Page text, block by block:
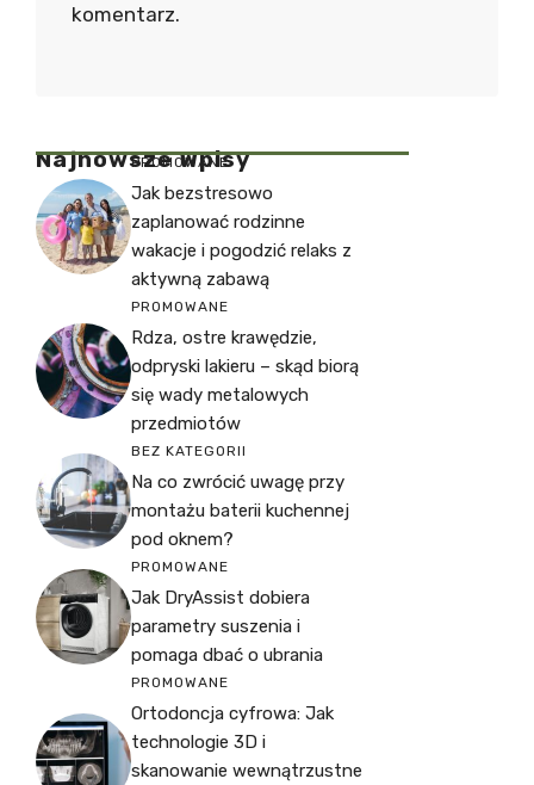
komentarz.
Najnowsze Wpisy
PROMOWANE
Jak bezstresowo
zaplanować rodzinne
wakacje i pogodzić relaks z
aktywną zabawą
PROMOWANE
Rdza, ostre krawędzie,
odpryski lakieru – skąd biorą
się wady metalowych
przedmiotów
BEZ KATEGORII
Na co zwrócić uwagę przy
montażu baterii kuchennej
pod oknem?
PROMOWANE
Jak DryAssist dobiera
parametry suszenia i
pomaga dbać o ubrania
PROMOWANE
Ortodoncja cyfrowa: Jak
technologie 3D i
skanowanie wewnątrzustne